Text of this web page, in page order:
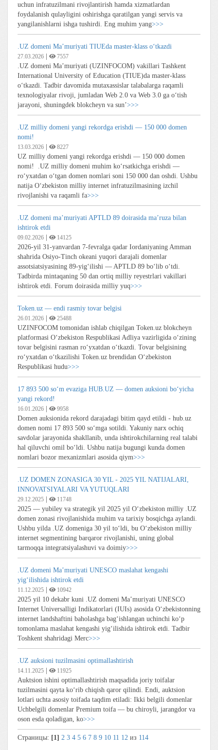
uchun infratuzilmani rivojlantirish hamda xizmatlardan
foydalanish qulayligini oshirishga qaratilgan yangi servis va
yangilanishlarni ishga tushirdi. Eng muhim yang>>>
.UZ domeni Ma’muriyati TIUEda master-klass o‘tkazdi
27.03.2026 7557
.UZ domeni Ma’muriyati (UZINFOCOM) vakillari Tashkent
International University of Education (TIUE)da master-klass
o‘tkazdi. Tadbir davomida mutaxassislar talabalarga raqamli
texnologiyalar rivoji, jumladan Web 2.0 va Web 3.0 ga o‘tish
jarayoni, shuningdek blokcheyn va sun’>>>
.UZ milliy domeni yangi rekordga erishdi — 150 000 domen
nomi!
13.03.2026 8227
UZ milliy domeni yangi rekordga erishdi — 150 000 domen
nomi! ️️️ .UZ milliy domeni muhim ko‘rsatkichga erishdi —
ro‘yxatdan o‘tgan domen nomlari soni 150 000 dan oshdi. Ushbu
natija O‘zbekiston milliy internet infratuzilmasining izchil
rivojlanishi va raqamli fa>>>
.UZ domeni ma’muriyati APTLD 89 doirasida ma’ruza bilan
ishtirok etdi
09.02.2026 14125
2026-yil 31-yanvardan 7-fevralga qadar Iordaniyaning Amman
shahrida Osiyo-Tinch okeani yuqori darajali domenlar
assotsiatsiyasining 89-yig‘ilishi — APTLD 89 bo‘lib o‘tdi.
Tadbirda mintaqaning 50 dan ortiq milliy reyestrlari vakillari
ishtirok etdi. Forum doirasida milliy yuq>>>
Token.uz — endi rasmiy tovar belgisi
26.01.2026 25488
UZINFOCOM tomonidan ishlab chiqilgan Token.uz blokcheyn
platformasi O‘zbekiston Respublikasi Adliya vazirligida o‘zining
tovar belgisini rasman ro‘yxatdan o‘tkazdi. Tovar belgisining
ro‘yxatdan o‘tkazilishi Token.uz brendidan O‘zbekiston
Respublikasi hudu>>>
17 893 500 so‘m evaziga HUB.UZ — domen auksioni bo‘yicha
yangi rekord!
16.01.2026 9958
Domen auksionida rekord darajadagi bitim qayd etildi - hub.uz
domen nomi 17 893 500 so‘mga sotildi. Yakuniy narx ochiq
savdolar jarayonida shakllanib, unda ishtirokchilarning real talabi
hal qiluvchi omil bo‘ldi. Ushbu natija bugungi kunda domen
nomlari bozor mexanizmlari asosida qiym>>>
.UZ DOMEN ZONASIGA 30 YIL - 2025 YIL NATIJALARI,
INNOVATSIYALARI VA YUTUQLARI
29.12.2025 11748
2025 — yubiley va strategik yil 2025 yil Oʻzbekiston milliy .UZ
domen zonasi rivojlanishida muhim va tarixiy bosqichga aylandi.
Ushbu yilda .UZ domeniga 30 yil toʻldi, bu Oʻzbekiston milliy
internet segmentining barqaror rivojlanishi, uning global
tarmoqqa integratsiyalashuvi va doimiy>>>
.UZ domeni Ma’muriyati UNESCO maslahat kengashi
yig‘ilishida ishtirok etdi
11.12.2025 10942
2025 yil 10 dekabr kuni .UZ domeni Ma’muriyati UNESCO
Internet Universalligi Indikatorlari (IUIs) asosida O‘zbekistonning
internet landshaftini baholashga bag‘ishlangan uchinchi ko‘p
tomonlama maslahat kengashi yig‘ilishida ishtirok etdi. Tadbir
Toshkent shahridagi Merc>>>
.UZ auksioni tuzilmasini optimallashtirish
14.11.2025 11925
Auktsion ishini optimallashtirish maqsadida joriy toifalar
tuzilmasini qayta ko‘rib chiqish qaror qilindi. Endi, auktsion
lotlari uchta asosiy toifada taqdim etiladi: Ikki belgili domenlar
Uchbelgili domenlar Premium toifa — bu chiroyli, jarangdor va
oson esda qoladigan, ko>>>
Страницы: [1] 2 3 4 5 6 7 8 9 10 11 12 из 114